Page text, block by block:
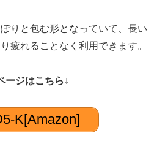
りと包む形となっていて、長い
疲れることなく利用できます。
ージはこちら↓
K[Amazon]